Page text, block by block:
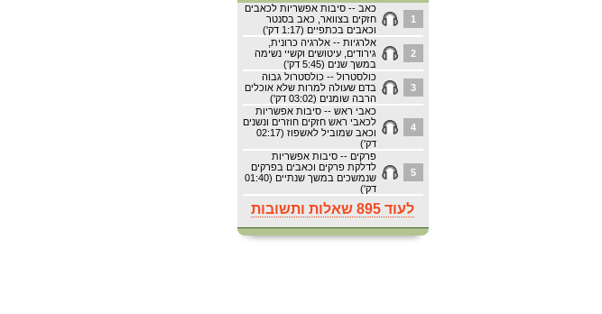
כאב -- סיבות אפשריות לכאבים
חזקים בצוואר, כאב בסנטר
וכאבים בכתפיים (1:17 דק')
1
אלרגיות -- אלרגיה כרונית,
גירודים, עיטושים וקשיי נשימה
במשך שנים (5:45 דק')
2
כולסטרול -- כולסטרול גבוה
בדם שעולה למרות שלא אוכלים
הרבה שומנים (03:02 דק')
3
כאבי ראש -- סיבות אפשריות
לכאבי ראש חזקים חוזרים ונשנים
וכאב שמוביל לאשפוז (02:17
דק')
4
פרקים -- סיבות אפשריות
לדלקת פרקים וכאבים בפרקים
שנמשכים במשך שנתיים (01:40
דק')
5
לעוד 895 שאלות ותשובות